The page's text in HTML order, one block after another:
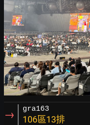
→ gra163
106區13排